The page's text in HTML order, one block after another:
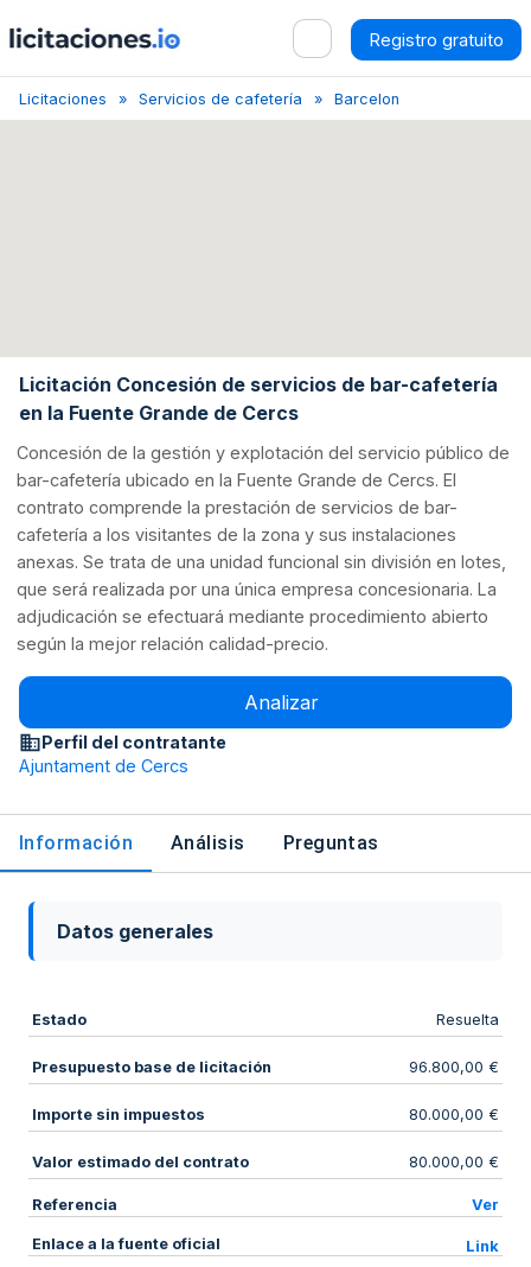
Registro gratuito
Licitaciones Servicios de cafetería Barcelona
Licitación Concesión de servicios de bar-cafetería
en la Fuente Grande de Cercs
Concesión de la gestión y explotación del servicio público de
bar-cafetería ubicado en la Fuente Grande de Cercs. El
contrato comprende la prestación de servicios de bar-
cafetería a los visitantes de la zona y sus instalaciones
anexas. Se trata de una unidad funcional sin división en lotes,
que será realizada por una única empresa concesionaria. La
adjudicación se efectuará mediante procedimiento abierto
según la mejor relación calidad-precio.
Analizar
Perfil del contratante
Ajuntament de Cercs
Información Análisis Preguntas
Datos generales
Estado Resuelta
Presupuesto base de licitación 96.800,00 €
Importe sin impuestos 80.000,00 €
Valor estimado del contrato 80.000,00 €
Referencia Ver
Enlace a la fuente oficial Link